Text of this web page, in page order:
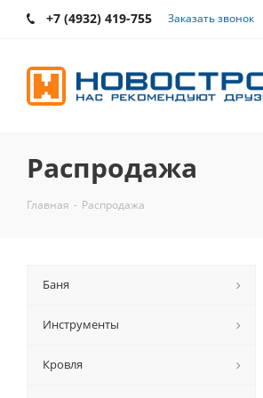
+7 (4932) 419-755 Заказать звонок
Распродажа
Главная - Распродажа
Баня
Инструменты
Кровля